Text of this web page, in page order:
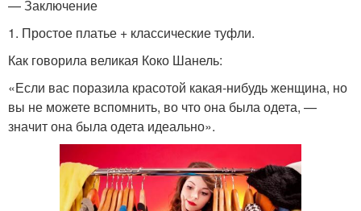
— Заключение
1. Простое платье + классические туфли.
Как говорила великая Коко Шанель:
«Если вас поразила красотой какая-нибудь женщина, но
вы не можете вспомнить, во что она была одета, —
значит она была одета идеально».